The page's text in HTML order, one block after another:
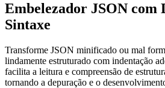
Embelezador JSON com
Sintaxe
Transforme JSON minificado ou mal
lindamente estruturado com indentação
facilita a leitura e compreensão de
tornando a depuração e o